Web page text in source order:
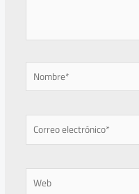
Nombre*
Correo
electrónico*
Web